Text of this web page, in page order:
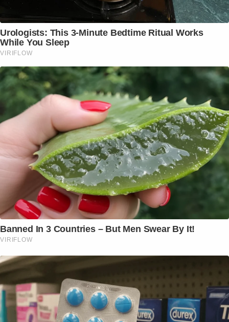
Urologists: This 3-Minute Bedtime Ritual Works
While You Sleep
VIRIFLOW
Banned In 3 Countries – But Men Swear By It!
VIRIFLOW